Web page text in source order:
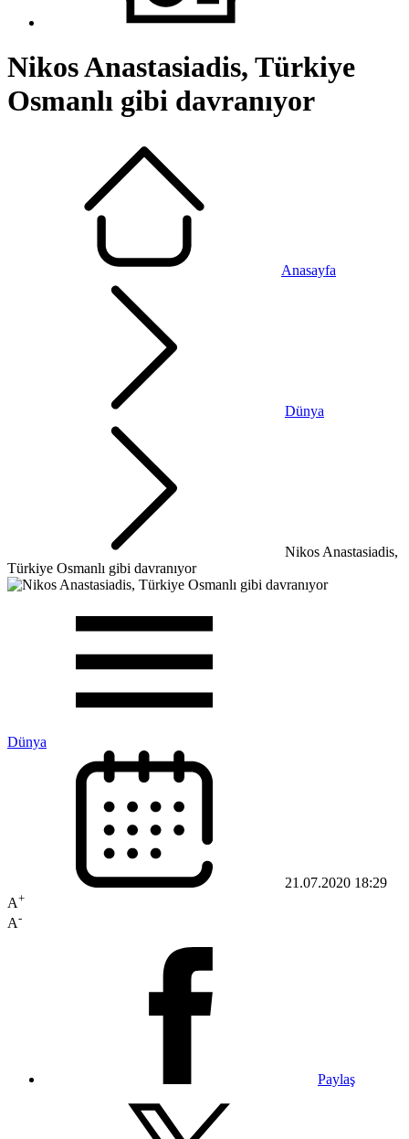
Nikos Anastasiadis, Türkiye
Osmanlı gibi davranıyor
Anasayfa
Dünya
Nikos Anastasiadis,
Türkiye Osmanlı gibi davranıyor
Dünya
21.07.2020 18:29
A+
A-
Paylaş